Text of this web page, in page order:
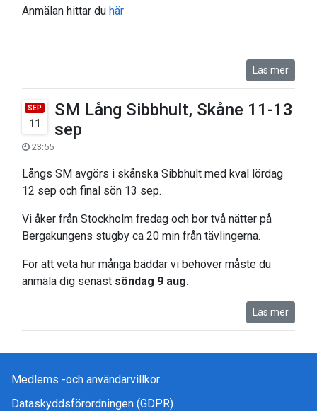
Anmälan hittar du här
Läs mer
SEP
11
SM Lång Sibbhult, Skåne 11-13
sep
23:55
Långs SM avgörs i skånska Sibbhult med kval lördag
12 sep och final sön 13 sep.
Vi åker från Stockholm fredag och bor två nätter på
Bergakungens stugby ca 20 min från tävlingerna.
För att veta hur många bäddar vi behöver måste du
anmäla dig senast söndag 9 aug.
Läs mer
Medlems -och användarvillkor
Dataskyddsförordningen (GDPR)